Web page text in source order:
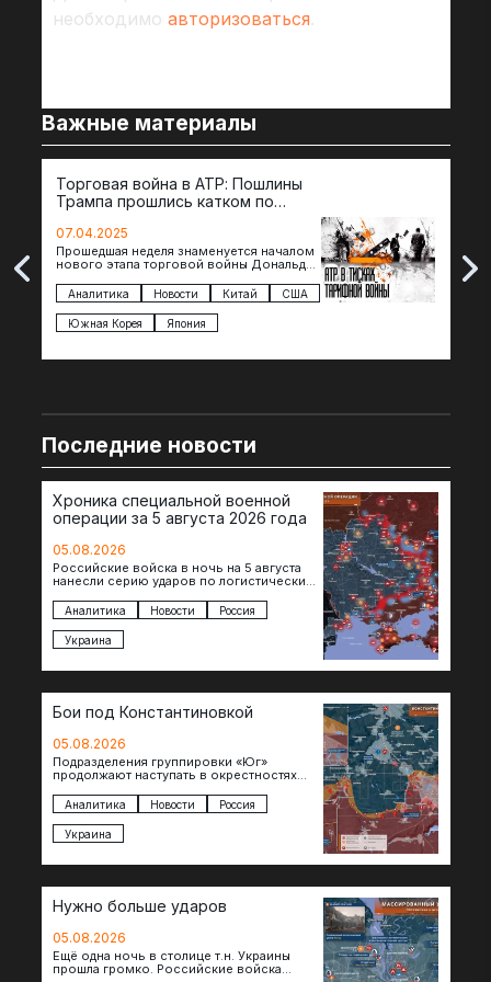
необходимо авторизоваться.
Важные материалы
Торговая война в АТР: Пошлины
Трампа прошлись катком по
07.04.2025
Прошедшая неделя знаменуется началом
нового этапа торговой войны Дональда
импорта из более 100 стран…
Аналитика Новости Китай США
Южная Корея Япония
The
Последние новости
Хроника специальной военной
операции за 5 августа 2026 года
05.08.2026
Российские войска в ночь на 5 августа
нанесли серию ударов по логистическим
Днепропетровской областях. Под…
Аналитика Новости Россия
Украина
Бои под Константиновкой
05.08.2026
Подразделения группировки «Юг»
продолжают наступать в окрестностях
города. Пока на восточном фланге идут
ожесточенные бои за окраины…
Аналитика Новости Россия
Украина
Нужно больше ударов
05.08.2026
Ещё одна ночь в столице т.н. Украины
прошла громко. Российские войска